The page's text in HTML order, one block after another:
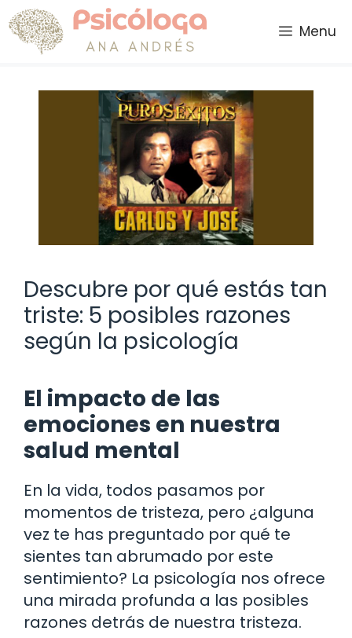
Saltar
al
contenido
Menu
Descubre por qué estás tan
triste: 5 posibles razones
según la psicología
El impacto de las
emociones en nuestra
salud mental
En la vida, todos pasamos por
momentos de tristeza, pero ¿alguna
vez te has preguntado por qué te
sientes tan abrumado por este
sentimiento? La psicología nos ofrece
una mirada profunda a las posibles
razones detrás de nuestra tristeza.